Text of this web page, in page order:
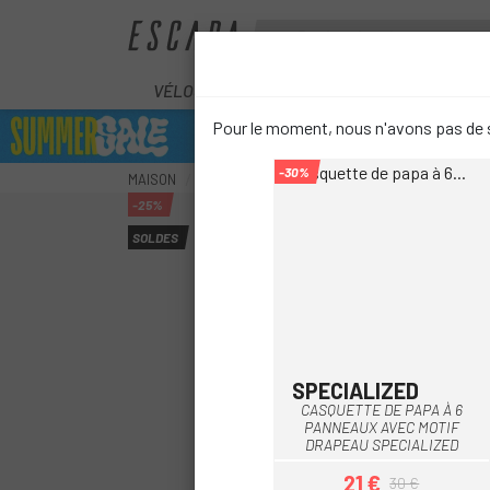
VÉLOS
MAISON STREETWEAR CASQUETTES
-25%
SOLDES
Pour le moment, nous n'avons pas
BlancNoir
-30%
SPECIALIZED
CASQUETTE DE PAPA À 6
PANNEAUX AVEC MOTIF
DRAPEAU SPECIALIZED
21 € 30 €